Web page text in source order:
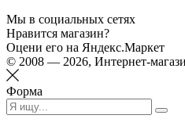
Мы в социальных сетях
Нравится магазин?
Оцени его на Яндекс.Маркет
© 2008 — 2026, Интернет-
Форма